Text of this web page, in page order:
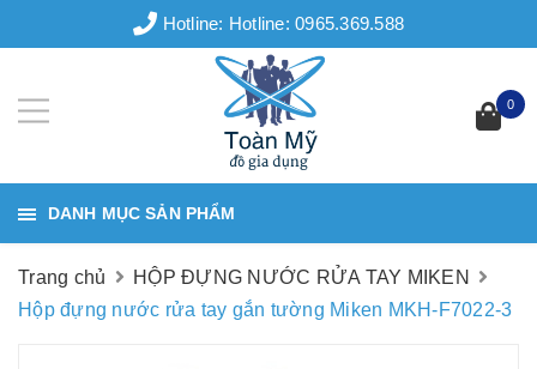
Hotline: Hotline: 0965.369.588
0
DANH MỤC SẢN PHẨM
Trang chủ
HỘP ĐỰNG NƯỚC RỬA TAY MIKEN
Hộp đựng nước rửa tay gắn tường Miken MKH-F7022-3